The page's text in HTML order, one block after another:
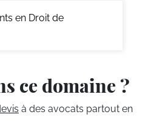
en Droit de
ce domaine ?
à des avocats partout en